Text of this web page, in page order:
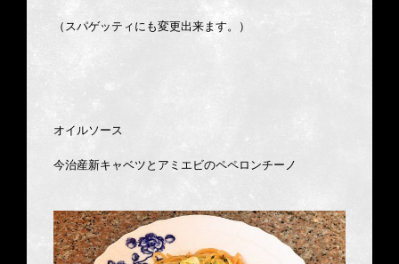
（スパゲッティにも変更出来ます。）
オイルソース
今治産新キャベツとアミエビのペペロンチーノ